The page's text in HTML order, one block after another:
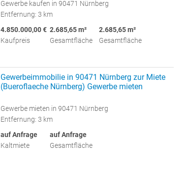
Gewerbe kaufen in 90471 Nürnberg
Entfernung: 3 km
4.850.000,00 €
Kaufpreis
2.685,65 m²
Gesamtfläche
2.685,65 m²
Gesamtfläche
Gewerbeimmobilie in 90471 Nürnberg zur Miete
(Bueroflaeche Nürnberg) Gewerbe mieten
Gewerbe mieten in 90471 Nürnberg
Entfernung: 3 km
auf Anfrage
Kaltmiete
auf Anfrage
Gesamtfläche